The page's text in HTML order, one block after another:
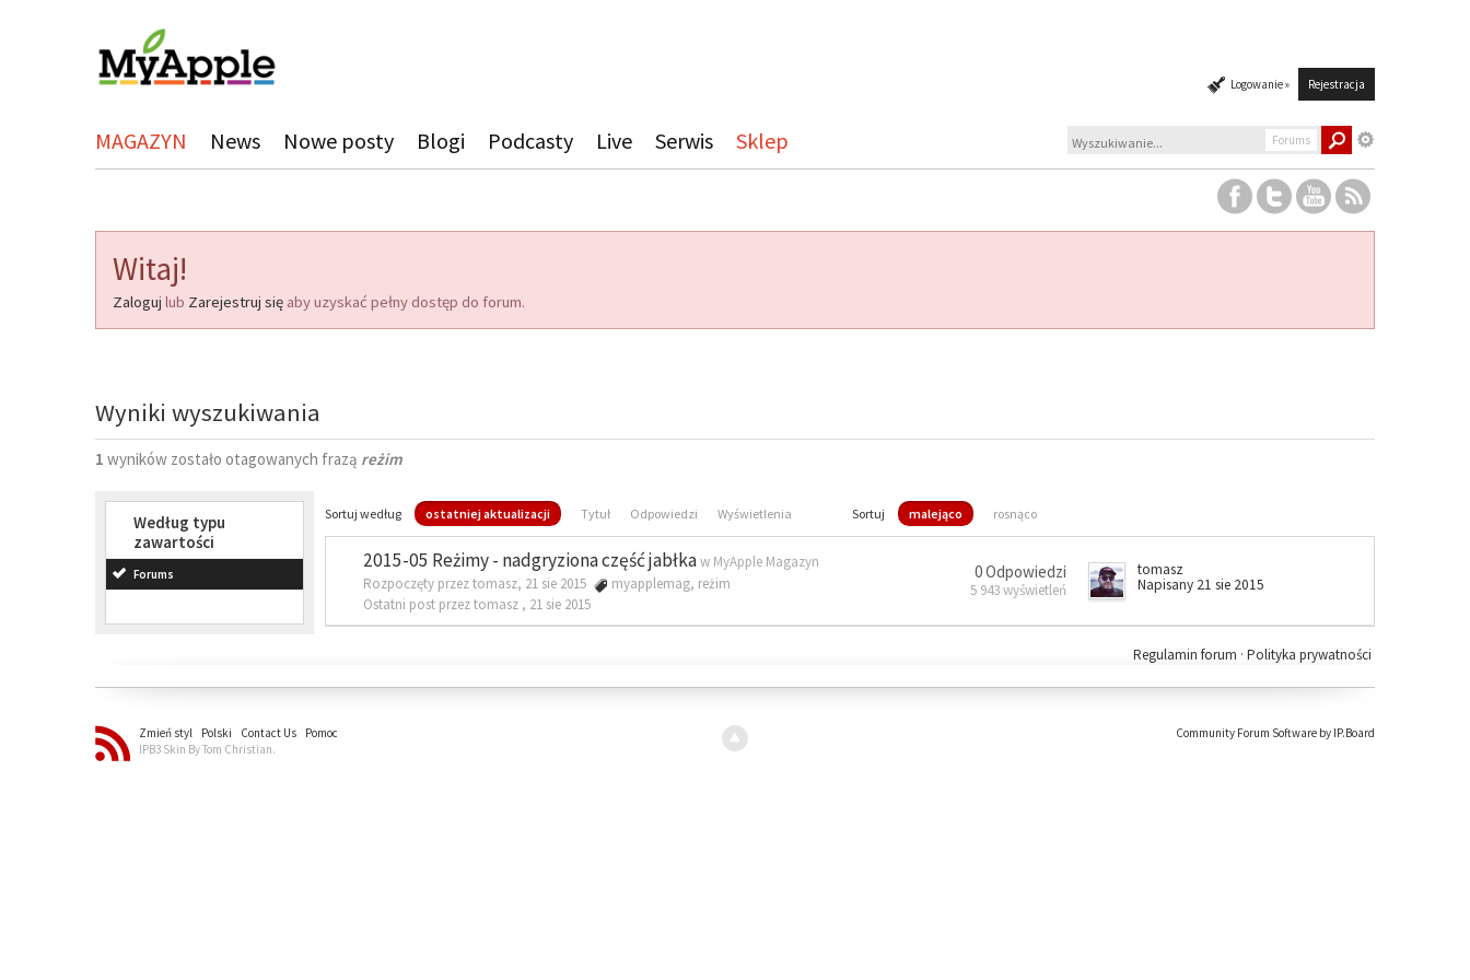
Logowanie » Rejestracja
MAGAZYN News Nowe posty Blogi Podcasty Live Serwis Sklep Forums
Witaj!
Zaloguj lub Zarejestruj się aby uzyskać pełny dostęp do forum.
Wyniki wyszukiwania
1 wyników zostało otagowanych frazą reżim
Według typu
zawartości
Forums
Sortuj według ostatniej aktualizacji Tytuł Odpowiedzi Wyświetlenia Sortuj malejąco rosnąco
2015-05 Reżimy - nadgryziona część jabłkaw MyApple Magazyn
Rozpoczęty przez tomasz, 21 sie 2015
myapplemag, reżim
Ostatni post przez tomasz , 21 sie 2015
0 Odpowiedzi
5 943 wyświetleń
tomasz
Napisany 21 sie 2015
Polityka prywatności
Regulamin forum ·
Zmień styl Polski Contact Us
Pomoc
IPB3 Skin By Tom Christian.
Community Forum Software by IP.Board